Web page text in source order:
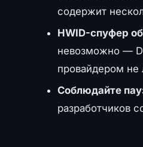
содержит
HWID-спуфер
невозможно —
провайдером не
Соблюдайте
разработчиков